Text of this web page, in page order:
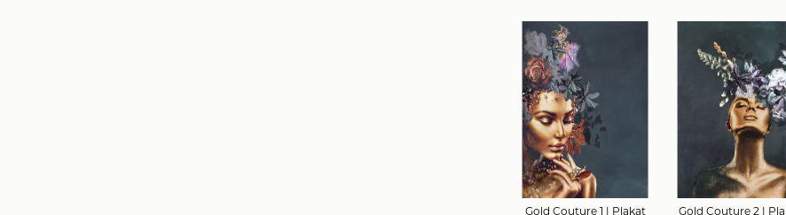
HURTIGT KØB
Gold Couture 1 | Plakat
HURTIGT KØB
Gold Couture 2 |